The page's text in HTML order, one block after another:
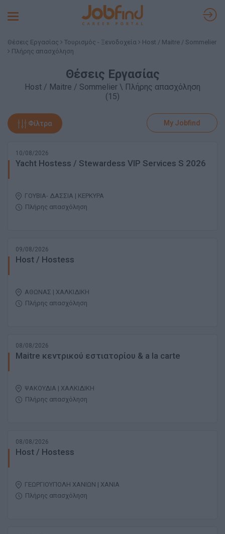
Toggle
Θέσεις Εργασίας Τουρισμός - Ξενοδοχεία
Host / Maitre / Sommelier
Πλήρης απασχόληση
Θέσεις Εργασίας
Host / Maitre / Sommelier \ Πλήρης απασχόληση
(15)
Φίλτρα My Jobfind
10/08/2026
Yacht Hostess / Stewardess VIP Services S 2026
ΓΟΥΒΙΑ- ΔΑΣΣΙΑ | ΚΕΡΚΥΡΑ
Πλήρης απασχόληση
09/08/2026
Host / Hostess
ΑΘΩΝΑΣ | ΧΑΛΚΙΔΙΚΗ
Πλήρης απασχόληση
08/08/2026
Μaitre κεντρικού εστιατορίου & a la carte
ΨΑΚΟΥΔΙΑ | ΧΑΛΚΙΔΙΚΗ
Πλήρης απασχόληση
08/08/2026
Host / Hostess
ΓΕΩΡΓΙΟΥΠΟΛΗ ΧΑΝΙΩΝ | ΧΑΝΙΑ
Πλήρης απασχόληση